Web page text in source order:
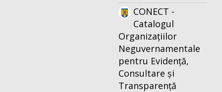
CONECT -
Catalogul
Organizațiilor
Neguvernamentale
pentru Evidență,
Consultare și
Transparență